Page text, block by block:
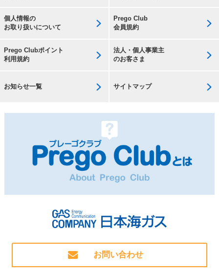
個人情報の
お取り扱いについて
Prego Club
会員規約
Prego Clubポイント
利用規約
法人・個人事業主
のお客さま
お知らせ一覧 サイトマップ
お問い合わせ